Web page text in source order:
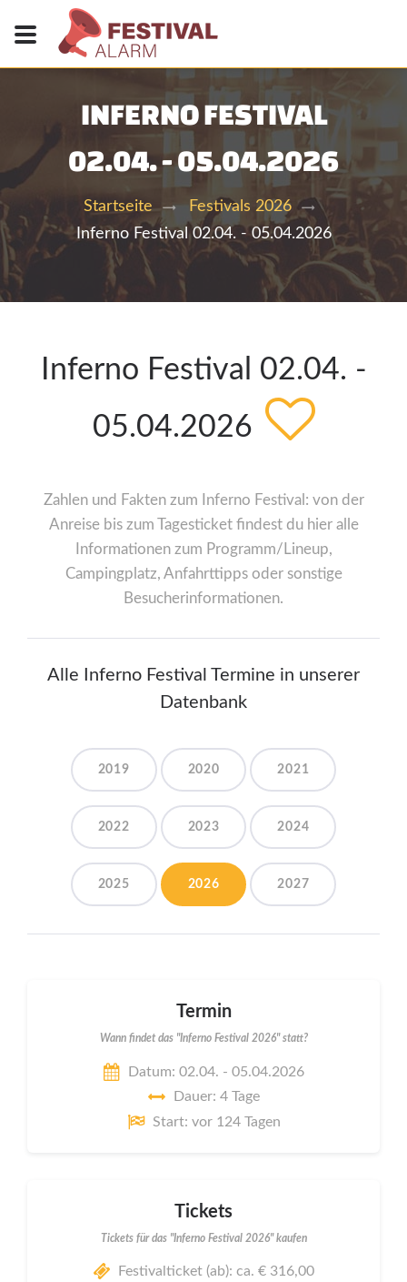
INFERNO FESTIVAL
02.04. - 05.04.2026
Startseite
Festivals 2026
Inferno Festival 02.04. - 05.04.2026
Inferno Festival 02.04. -
05.04.2026
Zahlen und Fakten zum Inferno Festival: von der
Anreise bis zum Tagesticket findest du hier alle
Informationen zum Programm/Lineup,
Campingplatz, Anfahrttipps oder sonstige
Besucherinformationen.
Alle Inferno Festival Termine in unserer
Datenbank
2019 2020 2021
2022 2023 2024
2025 2026 2027
Termin
Wann findet das "Inferno Festival 2026" statt?
Datum: 02.04. - 05.04.2026
Dauer: 4 Tage
Start: vor 124 Tagen
Tickets
Tickets für das "Inferno Festival 2026" kaufen
Festivalticket (ab): ca. € 316,00